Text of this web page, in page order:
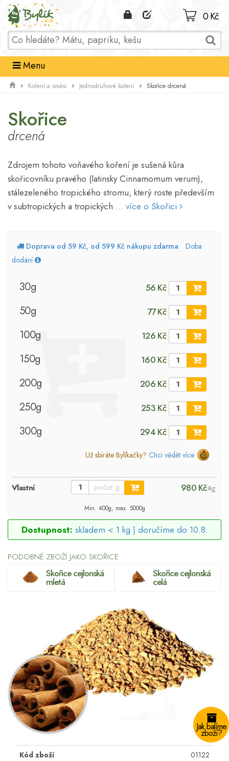
Domů
0 Kč
Menu
Koření a směsi Jednodruhové koření Skořice drcená
Skořice
drcená
Zdrojem tohoto voňavého koření je sušená kůra
skořicovníku pravého (latinsky Cinnamomum verum),
stálezeleného tropického stromu, který roste především
v subtropických a tropických ... více o Skořici
Doprava od 59 Kč, od 599 Kč nákupu zdarma
Doba
dodání
30g 56 Kč
50g 77 Kč
100g 126 Kč
150g 160 Kč
200g 206 Kč
250g 253 Kč
300g 294 Kč
Už sbíráte Bylíkačky? Chci vědět více
Vlastní 980 Kč/kg
Min. 400g, max. 5000g
Dostupnost: skladem < 1 kg | doručíme do 10.8.
PODOBNÉ ZBOŽÍ JAKO SKOŘICE
Skořice cejlonská
mletá
Skořice cejlonská
celá
Jak balíme
zboží?
Kód zboží
01122